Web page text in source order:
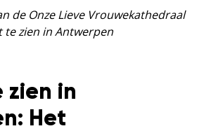
de Onze Lieve Vrouwekathedraal
te zien in Antwerpen
zien in
Het